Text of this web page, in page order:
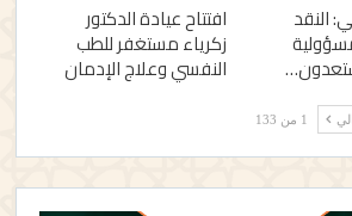
النقد افتتاح عيادة الدكتور
زكرياء مستغفر للطب
النفسي وعلاج الإدمان
1 من 133